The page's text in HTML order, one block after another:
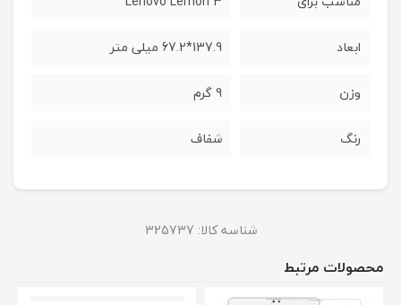
ابعاد 137.9*67.2 میلی متر
وزن 9 گرم
رنگ شفاف
شناسه کالا: 325737
محصولات مرتبط